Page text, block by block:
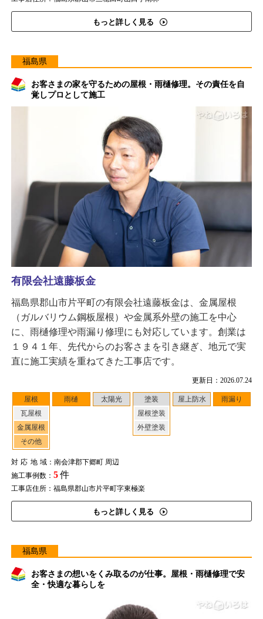
もっと詳しく見る
福島県
お客さまの家を守るための屋根・雨樋修理。その責任を自
覚しプロとして施工
更新日：2026.07.24
屋根
瓦屋根
金属屋根
その他
雨樋 太陽光
塗装
屋根塗装
外壁塗装
屋上防水 雨漏り
対応地域：南会津郡下郷町 周辺
施工事例数： 5件
工事店住所：福島県郡山市片平町字東極楽
もっと詳しく見る
有限会社遠藤板金
福島県郡山市片平町の有限会社遠藤板金は、金属屋根
（ガルバリウム鋼板屋根）や金属系外壁の施工を中心
に、雨樋修理や雨漏り修理にも対応しています。創業は
１９４１年、先代からのお客さまを引き継ぎ、地元で実
直に施工実績を重ねてきた工事店です。
福島県
お客さまの想いをくみ取るのが仕事。屋根・雨樋修理で安
全・快適な暮らしを